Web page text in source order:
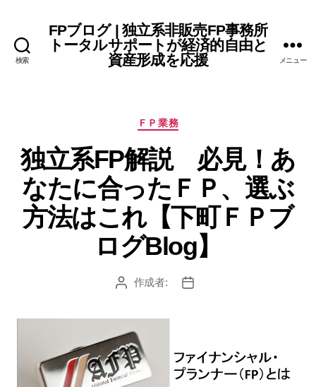
検索
FPブログ | 独立系非販売FP事務所
トータルサポートが経済的自由と
資産形成を応援
メニュー
カ
ゴ
リ
ー
ＦＰ業務
独立系FP解説 必見！あ
なたに合ったＦＰ、選ぶ
方法はこれ【下町ＦＰブ
ログBlog】
投 作成者:
投